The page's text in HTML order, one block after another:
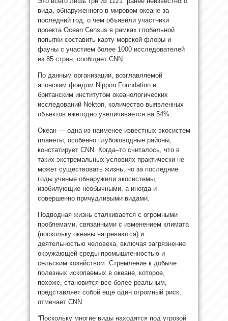
вида, обнаруженного в мировом океане за
последний год, о чем объявили участники
проекта Ocean Census в рамках глобальной
попытки составить карту морской флоры и
фауны с участием более 1000 исследователей
из 85 стран, сообщает CNN.
По данным организации, возглавляемой
японским фондом Nippon Foundation и
британским институтом океанологических
исследований Nekton, количество выявленных
объектов ежегодно увеличивается на 54%.
Океан — одна из наименее известных экосистем
планеты, особенно глубоководные районы,
констатирует CNN. Когда–то считалось, что в
таких экстремальных условиях практически не
может существовать жизнь, но за последние
годы ученые обнаружили экосистемы,
изобилующие необычными, а иногда и
совершенно причудливыми видами.
Подводная жизнь сталкивается с огромными
проблемами, связанными с изменением климата
(поскольку океаны нагреваются) и
деятельностью человека, включая загрязнение
окружающей среды промышленностью и
сельским хозяйством. Стремление к добыче
полезных ископаемых в океане, которое,
похоже, становится все более реальным,
представляет собой еще один огромный риск,
отмечает CNN.
“Поскольку многие виды находятся под угрозой